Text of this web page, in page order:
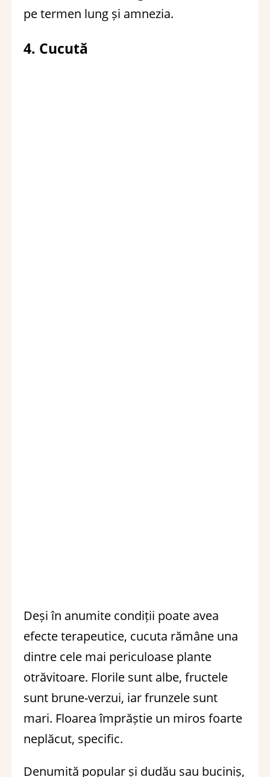
pe termen lung și amnezia.
4. Cucută
Deși în anumite condiții poate avea
efecte terapeutice, cucuta rămâne una
dintre cele mai periculoase plante
otrăvitoare. Florile sunt albe, fructele
sunt brune-verzui, iar frunzele sunt
mari. Floarea împrăștie un miros foarte
neplăcut, specific.
Denumită popular și dudău sau buciniș,